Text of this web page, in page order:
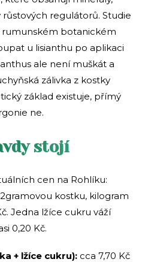
regulátorů. Studie
rumunském botanickém
u lisianthu po aplikaci
ale není muškát a
zálivka z kostky
základ existuje, přímý
ne.
stojí
cen na Rohlíku:
kostku, kilogram
Jedna lžíce cukru váží
0,20 Kč.
+ lžíce cukru): cca 7,70 Kč